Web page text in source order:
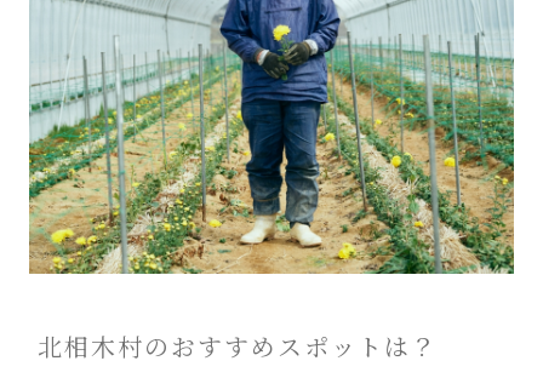
北相木村のおすすめスポットは？